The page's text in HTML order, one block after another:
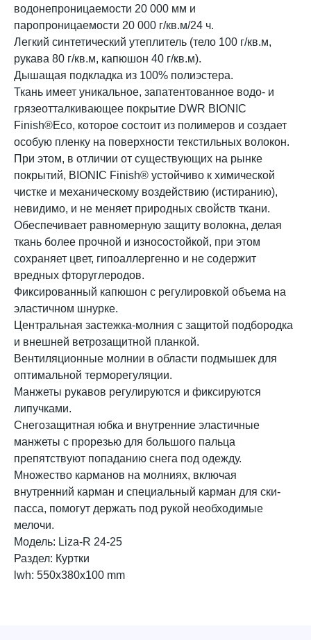
водонепроницаемости 20 000 мм и
паропроницаемости 20 000 г/кв.м/24 ч.
Легкий синтетический утеплитель (тело 100 г/кв.м,
рукава 80 г/кв.м, капюшон 40 г/кв.м).
Дышащая подкладка из 100% полиэстера.
Ткань имеет уникальное, запатентованное водо- и
грязеотталкивающее покрытие DWR BIONIC
Finish®Eco, которое состоит из полимеров и создает
особую пленку на поверхности текстильных волокон.
При этом, в отличии от существующих на рынке
покрытий, BIONIC Finish® устойчиво к химической
чистке и механическому воздействию (истиранию),
невидимо, и не меняет природных свойств ткани.
Обеспечивает равномерную защиту волокна, делая
ткань более прочной и износостойкой, при этом
сохраняет цвет, гипоаллергенно и не содержит
вредных фторуглеродов.
Фиксированный капюшон с регулировкой объема на
эластичном шнурке.
Центральная застежка-молния с защитой подбородка
и внешней ветрозащитной планкой.
Вентиляционные молнии в области подмышек для
оптимальной терморегуляции.
Манжеты рукавов регулируются и фиксируются
липучками.
Снегозащитная юбка и внутренние эластичные
манжеты с прорезью для большого пальца
препятствуют попаданию снега под одежду.
Множество карманов на молниях, включая
внутренний карман и специальный карман для ски-
пасса, помогут держать под рукой необходимые
мелочи.
Модель: Liza-R 24-25
Раздел: Куртки
lwh: 550x380x100 mm